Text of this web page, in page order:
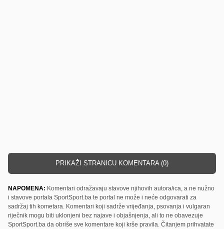
PRIKAŽI STRANICU KOMENTARA (0)
NAPOMENA: Komentari odražavaju stavove njihovih autora/ica, a ne nužno
i stavove portala SportSport.ba te portal ne može i neće odgovarati za
sadržaj tih kometara. Komentari koji sadrže vrijeđanja, psovanja i vulgaran
riječnik mogu biti uklonjeni bez najave i objašnjenja, ali to ne obavezuje
SportSport.ba da obriše sve komentare koji krše pravila. Čitanjem prihvatate